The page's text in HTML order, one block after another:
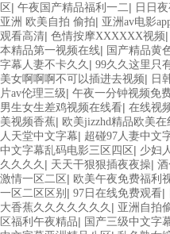
区 | 午夜国产精品福利一二| 日日
亚洲 欧美自拍 偷拍| 亚洲av电影
观看高清| 色情按摩XXXXXX视频|
本精品第一视频在线| 国产精品黄
字幕人妻不卡久久 | 99久久这里只
美女啊啊啊不可以插进去视频| 日
片av伦理三级| 午夜一分钟视频免
男生女生差鸡视频在线看| 在线视
美视频香蕉| 欧美jizzhd精品欧美在
人天堂中文字幕| 超碰97人妻中文
中文字幕乱码电影三区四区 | 少妇
久久久久 | 天天干狠狠插夜夜操| 酒
激情一区二区 | 欧美午夜免费福利
一区二区区别 | 97日在线免费观看|
大香蕉久久久久久久久 | 亚洲自拍
区福利午夜精品| 国产三级中文字